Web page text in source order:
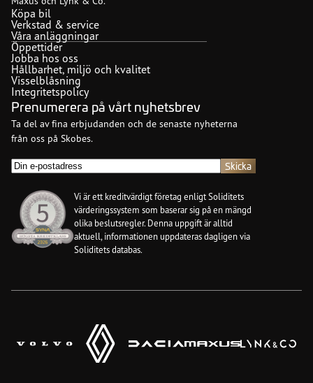
Köpa bil
Verkstad & service
Våra anläggningar
Öppettider
Jobba hos oss
Hållbarhet, miljö och kvalitet
Visselblåsning
Integritetspolicy
Prenumerera på vårt nyhetsbrev
Ta del av fina erbjudanden och de senaste nyheterna
från oss på Skobes.
E-
Vi är ett kreditvärdigt företag enligt Soliditets
värderingssystem som baserar sig på en mängd
olika beslutsregler. Denna uppgift är alltid
aktuell, informationen uppdateras dagligen via
Soliditets databas.